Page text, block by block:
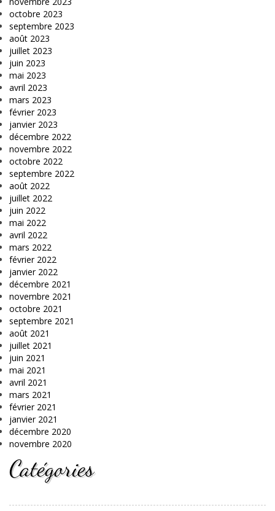
octobre 2023
septembre 2023
août 2023
juillet 2023
juin 2023
mai 2023
avril 2023
mars 2023
février 2023
janvier 2023
décembre 2022
novembre 2022
octobre 2022
septembre 2022
août 2022
juillet 2022
juin 2022
mai 2022
avril 2022
mars 2022
février 2022
janvier 2022
décembre 2021
novembre 2021
octobre 2021
septembre 2021
août 2021
juillet 2021
juin 2021
mai 2021
avril 2021
mars 2021
février 2021
janvier 2021
décembre 2020
novembre 2020
Catégories